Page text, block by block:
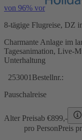
von 96% vor
8-tägige Flugreise, DZ
Charmante Anlage im
Tagesanimation, Live-
Unterhaltung
253001 Bestellnr.:
Pauschalreise
Alter Preisab €899,-
pro PersonPreis